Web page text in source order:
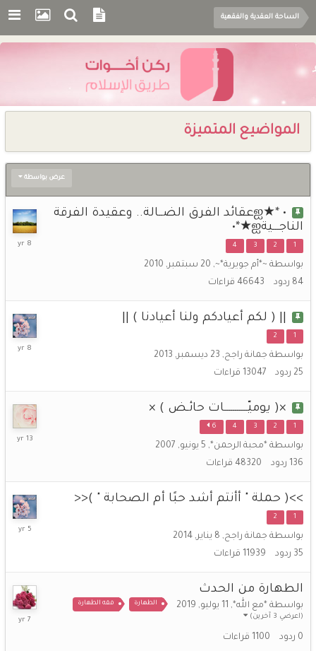
الساحة العقدية والفقهية
المواضيع المتميزة
عرض بواسطة
• *★ஐعقائد الفرق الضــالة.. وعقيدة الفرقة
الناجـــيةஐ★*•
1
2
3
4
بواسطة ~*أم جويرية*~, 20 سبتمبر, 2010
84 ردود 46643 قراءات
27
|| ( لكم أعيادكم ولنا أعيادنا ) ||
1
2
بواسطة جمانة راجح, 23 ديسمبر, 2013
25 ردود 13047 قراءات
24
×( يوميّـــــــــــات حائـض ) ×
1
2
3
4
6
بواسطة *محبة الرحمن*, 5 يونيو, 2007
136 ردود 48320 قراءات
17
>>( حملة " أأنتم أشد حبًا أم الصحابة " )<<
1
2
بواسطة جمانة راجح, 8 يناير, 2014
35 ردود 11939 قراءات
26
الطهارة من الحدث
بواسطة *مع الله*, 11 يوليو, 2019 الطهارة فقه الطهارة
(اعرضي 3 آخرين)
0 ردود 1100 قراءات
11